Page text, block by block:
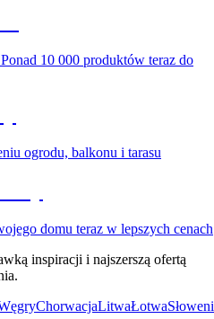
10 000 produktów teraz do
ogrodu, balkonu i tarasu
domu teraz w lepszych cenach
inspiracji i najszerszą ofertą
ChorwacjaLitwaŁotwa